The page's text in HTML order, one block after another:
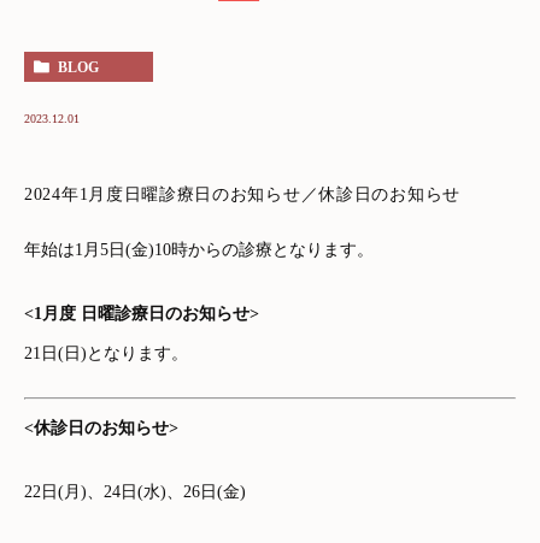
BLOG
2023.12.01
2024年1月度日曜診療日のお知らせ／休診日のお知らせ
年始は1月5日(金)10時からの診療となります。
<1月度 日曜診療日のお知らせ>
21日(日)となります。
<休診日のお知らせ>
22日(月)、24日(水)、26日(金)